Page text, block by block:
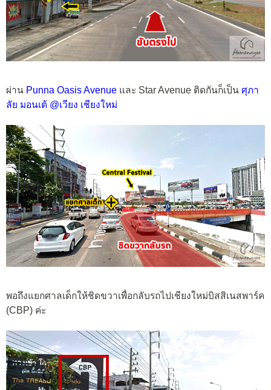
ผ่าน Punna Oasis Avenue และ Star Avenue ติดกันก็เป็น ศุภา
ลัย มอนเต้ @เวียง เชียงใหม่
พอถึงแยกศาลเด็กให้ชิดขวาเพื่อกลับรถไปเชียงใหม่บิสสิเนสพาร์ค
(CBP) ค่ะ